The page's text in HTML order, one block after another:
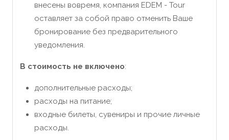
внесены вовремя, компания EDEM - Tour
оставляет за собой право отменить Ваше
бронирование без предварительного
уведомления.
В стоимость не включено:
дополнительные расходы;
расходы на питание;
входные билеты, сувениры и прочие личные
расходы.